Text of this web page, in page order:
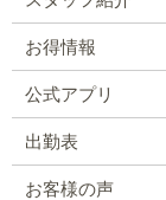
お得情報
公式アプリ
出勤表
お客様の声